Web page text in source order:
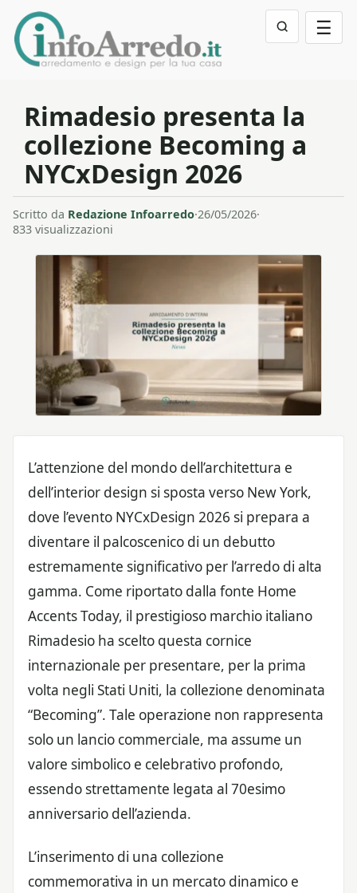
☰
Rimadesio presenta la
collezione Becoming a
NYCxDesign 2026
Scritto da Redazione Infoarredo·26/05/2026·
833 visualizzazioni
L’attenzione del mondo dell’architettura e
dell’interior design si sposta verso New York,
dove l’evento NYCxDesign 2026 si prepara a
diventare il palcoscenico di un debutto
estremamente significativo per l’arredo di alta
gamma. Come riportato dalla fonte Home
Accents Today, il prestigioso marchio italiano
Rimadesio ha scelto questa cornice
internazionale per presentare, per la prima
volta negli Stati Uniti, la collezione denominata
“Becoming”. Tale operazione non rappresenta
solo un lancio commerciale, ma assume un
valore simbolico e celebrativo profondo,
essendo strettamente legata al 70esimo
anniversario dell’azienda.
L’inserimento di una collezione
commemorativa in un mercato dinamico e